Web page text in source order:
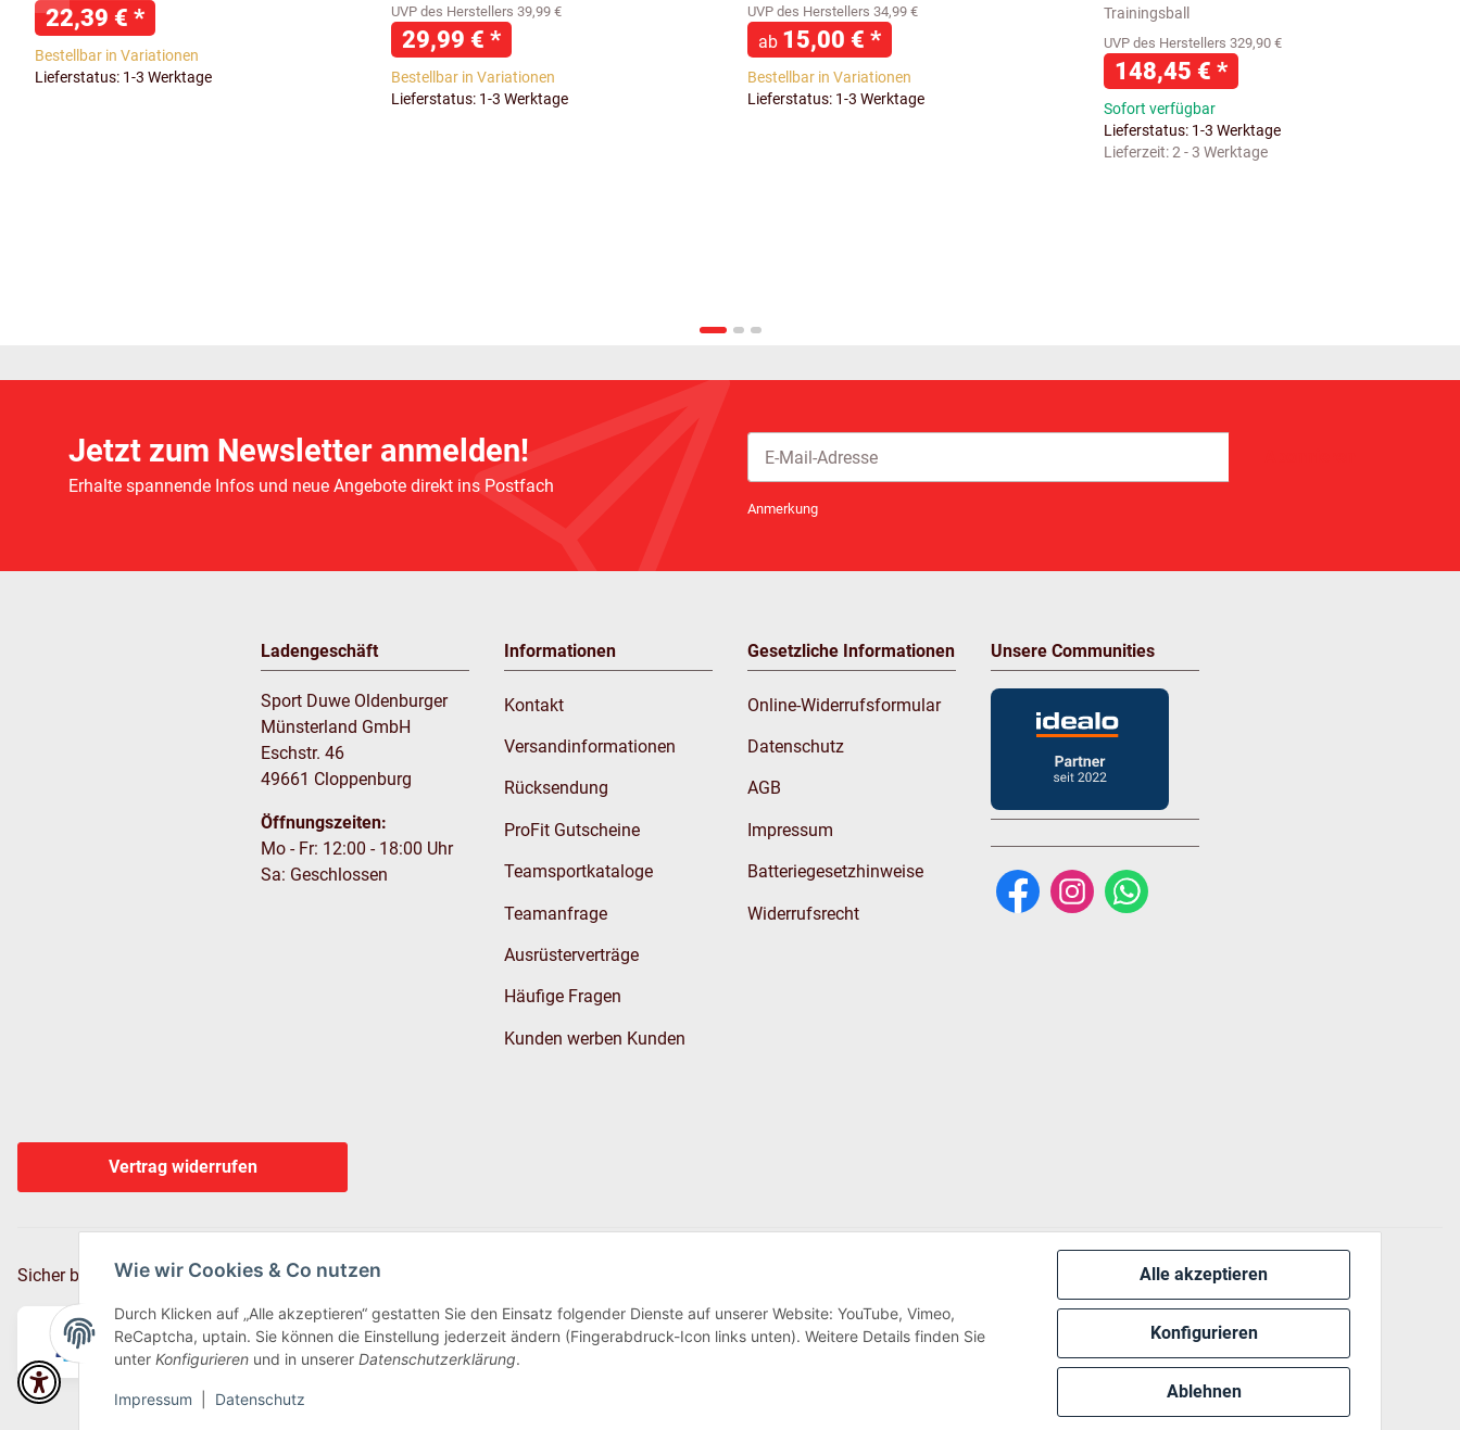
Alle akzeptieren
Konfigurieren
Ablehnen
Wie wir Cookies & Co nutzen
Durch Klicken auf „Alle akzeptieren“ gestatten Sie den Einsatz folgender Dienste auf unserer Website: YouTube, Vimeo,
ReCaptcha, uptain. Sie können die Einstellung jederzeit ändern (Fingerabdruck-Icon links unten). Weitere Details finden Sie
unter Konfigurieren und in unserer Datenschutzerklärung.
Impressum Datenschutz
22,39 € *
Bestellbar in Variationen
Lieferstatus: 1-3 Werktage
UVP des Herstellers 39,99 €
29,99 € *
Bestellbar in Variationen
Lieferstatus: 1-3 Werktage
UVP des Herstellers 34,99 €
ab 15,00 € *
Bestellbar in Variationen
Lieferstatus: 1-3 Werktage
Trainingsball
UVP des Herstellers 329,90 €
148,45 € *
Sofort verfügbar
Lieferstatus: 1-3 Werktage
Lieferzeit:2 - 3 Werktage
Jetzt zum Newsletter anmelden!
Erhalte spannende Infos und neue Angebote direkt ins Postfach
Anmerkung
Ladengeschäft
Sport Duwe Oldenburger
Münsterland GmbH
Eschstr. 46
49661 Cloppenburg
Öffnungszeiten:
Mo - Fr: 12:00 - 18:00 Uhr
Sa: Geschlossen
Informationen
Kontakt
Versandinformationen
Rücksendung
ProFit Gutscheine
Teamsportkataloge
Teamanfrage
Ausrüsterverträge
Häufige Fragen
Kunden werben Kunden
Gesetzliche Informationen
Online-Widerrufsformular
Datenschutz
AGB
Impressum
Batteriegesetzhinweise
Widerrufsrecht
Unsere Communities
Vertrag widerrufen
Sicher bezahlen via: